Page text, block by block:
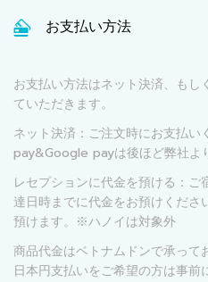
お支払い方法
お支払い方法はネット決済、も
ていただきます。
ネット決済：ご注文時にお支払
pay&Google payは後ほど弊社よ
レセプションに代金を預ける：
達日時までに代金をお預けくださ
預けます。※ハノイは対象外
商品代金はベトナムドンで承って
日本円支払いをご希望の方は事前